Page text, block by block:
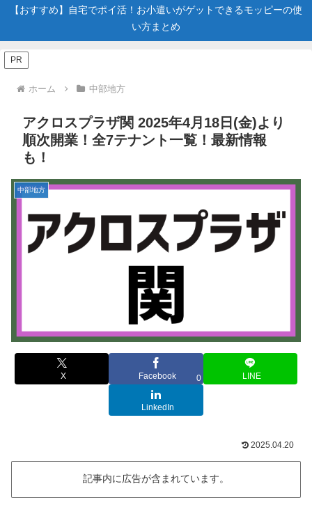
【おすすめ】自宅でポイ活！お小遣いがゲットできるモッピーの使
い方まとめ
PR
ホーム 中部地方
アクロスプラザ関 2025年4月18日(金)より
順次開業！全7テナント一覧！最新情報
も！
中部地方
X Facebook 0 LINE
LinkedIn
2025.04.20
記事内に広告が含まれています。